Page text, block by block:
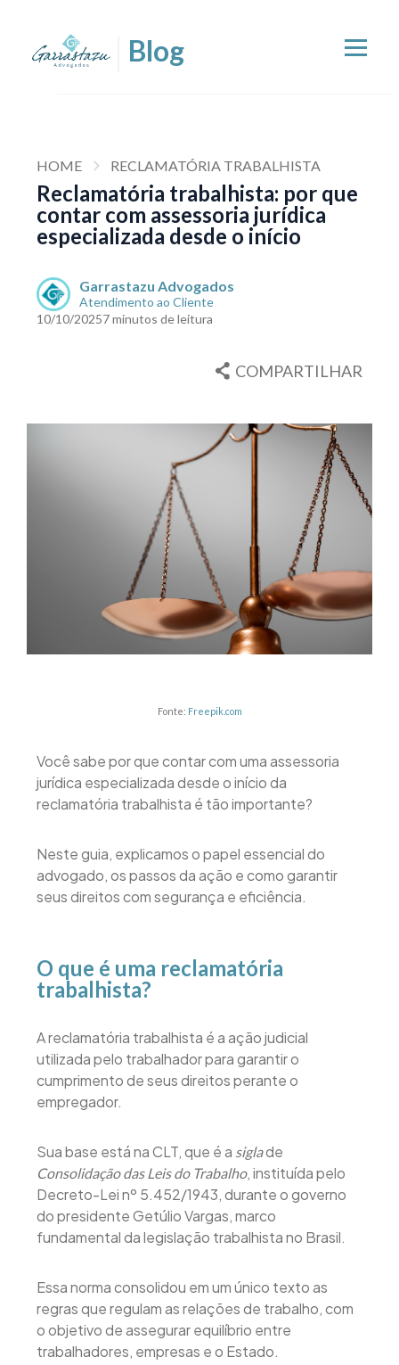
HOME RECLAMATÓRIA TRABALHISTA
Reclamatória trabalhista: por que
contar com assessoria jurídica
especializada desde o início
Garrastazu Advogados
Atendimento ao Cliente
10/10/20257 minutos de leitura
COMPARTILHAR
Fonte: Freepik.com
Você sabe por que contar com uma assessoria
jurídica especializada desde o início da
reclamatória trabalhista é tão importante?
Neste guia, explicamos o papel essencial do
advogado, os passos da ação e como garantir
seus direitos com segurança e eficiência.
O que é uma reclamatória
trabalhista?
A reclamatória trabalhista é a ação judicial
utilizada pelo trabalhador para garantir o
cumprimento de seus direitos perante o
empregador.
Sua base está na CLT, que é a siglade
Consolidação das Leis do Trabalho, instituída pelo
Decreto-Lei nº 5.452/1943, durante o governo
do presidente Getúlio Vargas, marco
fundamental da legislação trabalhista no Brasil.
Essa norma consolidou em um único texto as
regras que regulam as relações de trabalho, com
o objetivo de assegurar equilíbrio entre
trabalhadores, empresas e o Estado.